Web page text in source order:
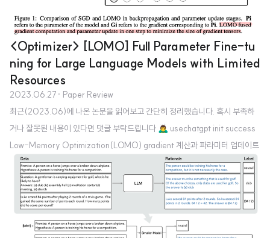
<Optimizer> [LOMO] Full Parameter Fine-tu
ning for Large Language Models with Limited
Resources
2023.06.27 · Paper Review
최근(2023.06)에 나온 논문을 읽어보고 간단히 정리했습니다. 혹시 부족하
거나 잘못된 내용이 있다면 댓글 부탁드립니다 🙇‍♂️ usechatgpt init success
Low-Memory Optimization(LOMO) gradient 계산과 파라미터 업데이트
를 한 번에 진행함으로써 ‘메모리 사용량’을 획기적으로 줄이는 기법을 제시. 6
5B 모델을 RTX 3090 24GB 8대로 fine-tuning. 배경 요즘 언어 모델 관련
논문을 읽으면 항상 비슷한 이야기로 시작할 수밖에 없는 것 같습니다. 말 그대
로 거대 언어 모델은 어마무시한 자원을 필요로 하기 때문에, 개인이나 작은 연
구 시설 혹은 조직들은 관련 연구를 진행할 엄두도 내지 못했습니다. 이에 따라